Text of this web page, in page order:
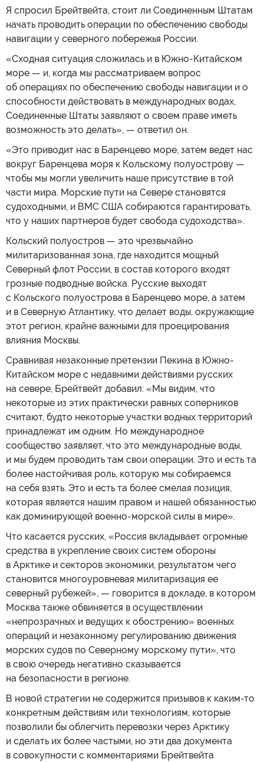
Я спросил Брейтвейта, стоит ли Соединенным Штатам
начать проводить операции по обеспечению свободы
навигации у северного побережья России.
«Сходная ситуация сложилась и в Южно-Китайском
море — и, когда мы рассматриваем вопрос
об операциях по обеспечению свободы навигации и о
способности действовать в международных водах,
Соединенные Штаты заявляют о своем праве иметь
возможность это делать», — ответил он.
«Это приводит нас в Баренцево море, затем ведет нас
вокруг Баренцева моря к Кольскому полуострову —
чтобы мы могли увеличить наше присутствие в той
части мира. Морские пути на Севере становятся
судоходными, и ВМС США собираются гарантировать,
что у наших партнеров будет свобода судоходства».
Кольский полуостров — это чрезвычайно
милитаризованная зона, где находится мощный
Северный флот России, в состав которого входят
грозные подводные войска. Русские выходят
с Кольского полуострова в Баренцево море, а затем
и в Северную Атлантику, что делает воды, окружающие
этот регион, крайне важными для проецирования
влияния Москвы.
Сравнивая незаконные претензии Пекина в Южно-
Китайском море с недавними действиями русских
на севере, Брейтвейт добавил: «Мы видим, что
некоторые из этих практически равных соперников
считают, будто некоторые участки водных территорий
принадлежат им одним. Но международное
сообщество заявляет, что это международные воды,
и мы будем проводить там свои операции. Это и есть та
более настойчивая роль, которую мы собираемся
на себя взять. Это и есть та более смелая позиция,
которая является нашим правом и нашей обязанностью
как доминирующей военно-морской силы в мире».
Что касается русских, «Россия вкладывает огромные
средства в укрепление своих систем обороны
в Арктике и секторов экономики, результатом чего
становится многоуровневая милитаризация ее
северный рубежей», — говорится в докладе, в котором
Москва также обвиняется в осуществлении
«непрозрачных и ведущих к обострению» военных
операций и незаконному регулированию движения
морских судов по Северному морскому пути», что
в свою очередь негативно сказывается
на безопасности в регионе.
В новой стратегии не содержится призывов к каким-то
конкретным действиям или технологиям, которые
позволили бы облегчить перевозки через Арктику
и сделать их более частыми, но эти два документа
в совокупности с комментариями Брейтвейта